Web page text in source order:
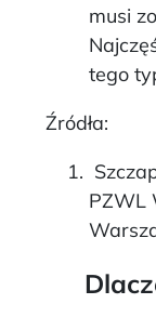
musi
tego
Źródła:
PZWL